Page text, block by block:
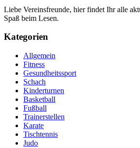
Liebe Vereinsfreunde, hier findet Ihr alle
Spaß beim Lesen.
Kategorien
Allgemein
Fitness
Gesundheitssport
Schach
Kinderturnen
Basketball
Fußball
Trainerstellen
Karate
Tischtennis
Judo